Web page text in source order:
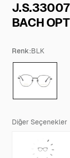
J.S.33007
BACH
Renk:BLK
Diğer Seçenekler